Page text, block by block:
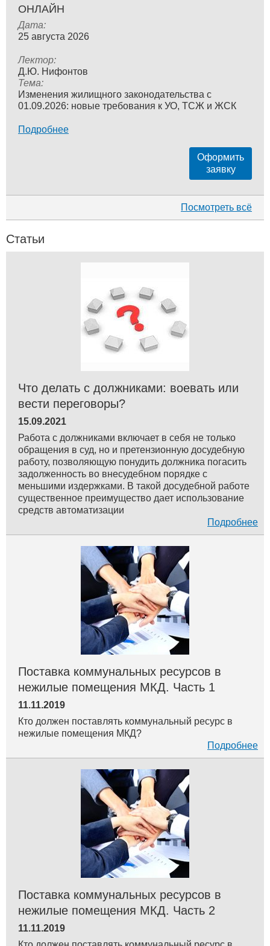
ОНЛАЙН
Дата:
25 августа 2026
Лектор:
Д.Ю. Нифонтов
Тема:
Изменения жилищного законодательства с
01.09.2026: новые требования к УО, ТСЖ и ЖСК
Подробнее
Оформить
заявку
Посмотреть всё
Статьи
Что делать с должниками: воевать или
вести переговоры?
15.09.2021
Работа с должниками включает в себя не только
обращения в суд, но и претензионную досудебную
работу, позволяющую понудить должника погасить
задолженность во внесудебном порядке с
меньшими издержками. В такой досудебной работе
существенное преимущество дает использование
средств автоматизации
Подробнее
Поставка коммунальных ресурсов в
нежилые помещения МКД. Часть 1
11.11.2019
Кто должен поставлять коммунальный ресурс в
нежилые помещения МКД?
Подробнее
Поставка коммунальных ресурсов в
нежилые помещения МКД. Часть 2
11.11.2019